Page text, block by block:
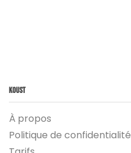
Koust
À propos
Politique de confidentialité